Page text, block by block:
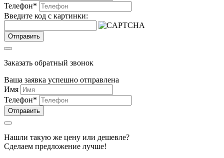
Телефон*
Введите код с картинки:
Отправить
Заказать обратный звонок
Ваша заявка успешно отправлена
Имя
Телефон*
Отправить
Нашли такую же цену или дешевле?
Сделаем предложение лучше!